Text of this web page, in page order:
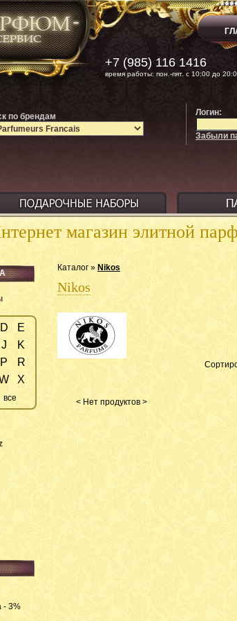
магазин элитной
Каталог » Nikos
Nikos
< Нет продуктов >
D
E
J
K
P
R
X
все
- 3%
+7 (985) 116 1416
время работы: пон.-пят. с 10:00 до
по брендам Логин:
Забыли